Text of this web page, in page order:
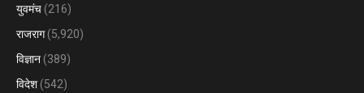
युवमंच (216)
राजराग(5,920)
विज्ञान (389)
विदेश (542)